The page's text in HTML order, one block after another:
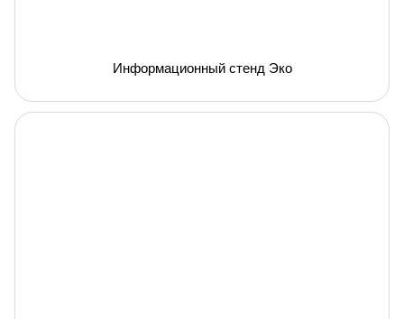
Информационный стенд Эко